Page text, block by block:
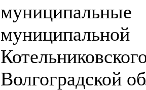
Волгоградской